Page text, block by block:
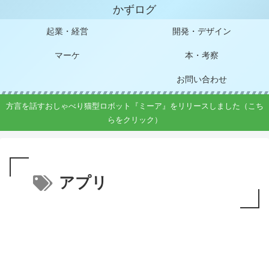
かずログ
起業・経営 開発・デザイン
マーケ 本・考察
お問い合わせ
方言を話すおしゃべり猫型ロボット『ミーア』をリリースしました（こち
らをクリック）
アプリ